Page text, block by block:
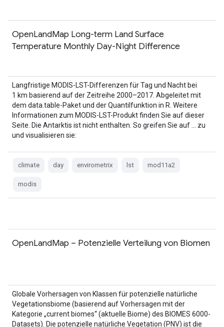
OpenLandMap Long-term Land Surface
Temperature Monthly Day-Night Difference
Langfristige MODIS-LST-Differenzen für Tag und Nacht bei
1 km basierend auf der Zeitreihe 2000–2017. Abgeleitet mit
dem data.table-Paket und der Quantilfunktion in R. Weitere
Informationen zum MODIS-LST-Produkt finden Sie auf dieser
Seite. Die Antarktis ist nicht enthalten. So greifen Sie auf … zu
und visualisieren sie:
climate day envirometrix lst mod11a2
modis
OpenLandMap – Potenzielle Verteilung von Biomen
Globale Vorhersagen von Klassen für potenzielle natürliche
Vegetationsbiome (basierend auf Vorhersagen mit der
Kategorie „current biomes“ (aktuelle Biome) des BIOMES 6000-
Datasets). Die potenzielle natürliche Vegetation (PNV) ist die